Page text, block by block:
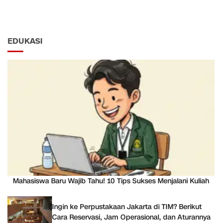
EDUKASI
Mahasiswa Baru Wajib Tahu! 10 Tips Sukses Menjalani Kuliah
Ingin ke Perpustakaan Jakarta di TIM? Berikut
Cara Reservasi, Jam Operasional, dan Aturannya